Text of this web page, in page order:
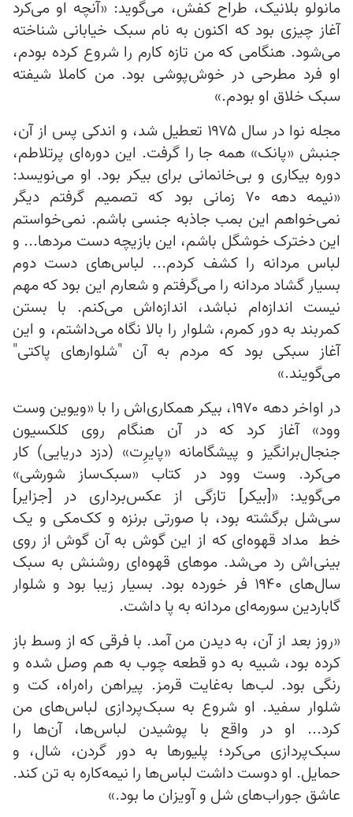
مانولو بلانیک، طراح کفش، می‌گوید: «آنچه او می‌کرد
آغاز چیزی بود که اکنون به نام سبک خیابانی شناخته
می‌شود. هنگامی که من تازه کارم را شروع کرده بودم،
او فرد مطرحی در خوش‌پوشی بود. من کاملا شیفته
سبک خلاق او بودم.»
مجله نوا در سال ۱۹۷۵ تعطیل شد، و اندکی پس از آن،
جنبش «پانک» همه جا را گرفت. این دوره‌ای پرتلاطم،
دوره بیکاری و بی‌خانمانی برای بیکر بود. او می‌نویسد:
«نیمه دهه ۷۰ زمانی بود که تصمیم گرفتم دیگر
نمی‌خواهم این بمب جاذبه جنسی باشم. نمی‌خواستم
این دخترک خوشگل باشم، این بازیچه دست مردها... و
لباس مردانه را کشف کردم... لباس‌های دست دوم
بسیار گشاد مردانه را می‌گرفتم و شعارم این بود که مهم
نیست اندازه‌ام نباشد، اندازه‌اش می‌کنم. با بستن
کمربند به دور کمرم، شلوار را بالا نگاه می‌داشتم، و این
آغاز سبکی بود که مردم به آن "شلوارهای پاکتی"
می‌گویند.»
در اواخر دهه ۱۹۷۰، بیکر همکاری‌اش را با «ویوین وست
وود» آغاز کرد که در آن هنگام روی کلکسیون
جنجال‌برانگیز و پیشگامانه «پایرِت» (دزد دریایی) کار
می‌کرد. وست وود در کتاب «سبک‌ساز شورشی»
می‌گوید: «[بیکر] تازگی از عکس‌برداری در [جزایر]
سی‌شل برگشته بود، با صورتی برنزه و کک‌مکی و یک
خط مداد قهوه‌ای که از این گوش به آن گوش از روی
بینی‌اش رد می‌شد. موهای قهوه‌ای روشنش به سبک
سال‌های ۱۹۴۰ فر خورده بود. بسیار زیبا بود و شلوار
گاباردین سورمه‌ای مردانه به پا داشت.
«روز بعد از آن، به دیدن من آمد. با فرقی که از وسط باز
کرده بود، شبیه به دو قطعه چوب به هم وصل شده و
رنگی بود. لب‌ها به‌غایت قرمز. پیراهن راه‌راه، کت و
شلوار سفید. او شروع به سبک‌پردازی لباس‌های من
کرد... او در واقع با پوشیدن لباس‌ها، آن‌ها را
سبک‌پردازی می‌کرد؛ پلیورها به دور گردن، شال، و
حمایل. او دوست داشت لباس‌ها را نیمه‌کاره به تن کند.
عاشق جوراب‌های شل و آویزان ما بود.»